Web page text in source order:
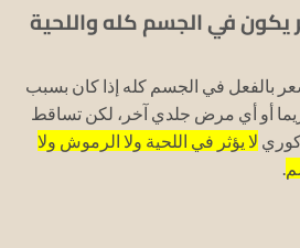
في الجسم كله واللحية
بالفعل في الجسم كله إذا كان بسبب
أو أي مرض جلدي آخر، لكن تساقط
لا يؤثر في اللحية ولا الرموش ولا
.